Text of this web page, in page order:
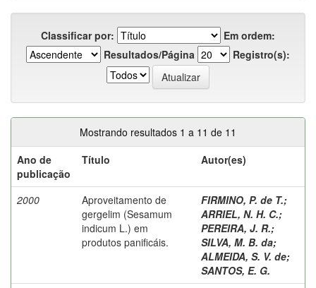
Classificar por:
Em ordem:
Resultados/Página
Registro(s):
Mostrando resultados 1 a 11 de 11
Ano de
publicação
Título Autor(es)
2000
Aproveitamento de
gergelim (Sesamum
indicum L.) em
produtos panificáis.
FIRMINO, P. de T.;
ARRIEL, N. H. C.;
PEREIRA, J. R.;
SILVA, M. B. da;
ALMEIDA, S. V. de;
SANTOS, E. G.